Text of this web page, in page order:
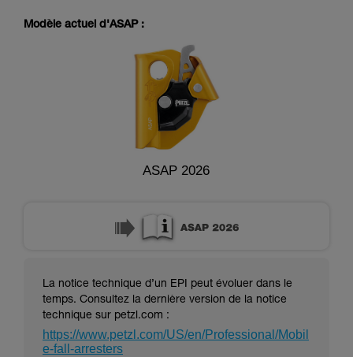
d’informations.
formation et un entraînement spécifique. Validez
avec un professionnel votre capacité à refaire
la manipulation, seul, en toute sécurité, avant
de la reproduire en autonomie.
Nous donnons des exemples de techniques
liées à votre activité. Il peut en exister d’autres
que nous ne décrivons pas ici.
Modèle actuel d'ASAP :
ASAP 2026
La notice technique d’un EPI peut évoluer dans le
temps. Consultez la dernière version de la notice
technique sur petzl.com :
https://www.petzl.com/US/en/Professional/Mobil
e-fall-arresters